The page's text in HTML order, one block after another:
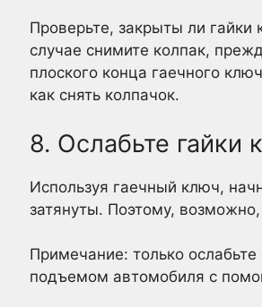
Проверьте, закрыты ли
случае снимите колпак,
плоского конца гаечного
как снять колпачок.
8. Ослабьте гайки
Используя гаечный ключ,
затянуты. Поэтому,
Примечание: только
подъемом автомобиля с